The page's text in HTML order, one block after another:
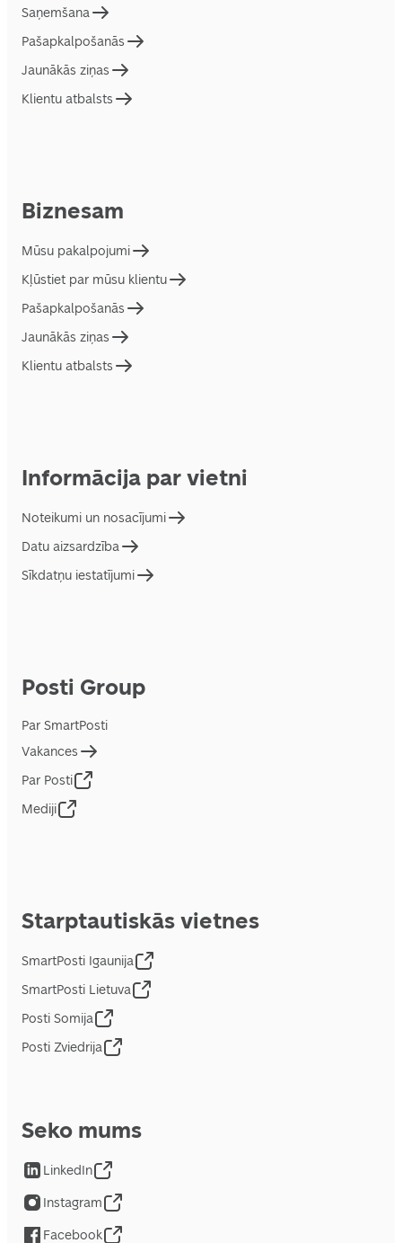
Saņemšana
Pašapkalpošanās
Jaunākās ziņas
Klientu atbalsts
Biznesam
Mūsu pakalpojumi
Kļūstiet par mūsu klientu
Pašapkalpošanās
Jaunākās ziņas
Klientu atbalsts
Informācija par vietni
Noteikumi un nosacījumi
Datu aizsardzība
Sīkdatņu iestatījumi
Posti Group
Par SmartPosti
Vakances
Par Posti
Mediji
Starptautiskās vietnes
SmartPosti Igaunija
SmartPosti Lietuva
Posti Somija
Posti Zviedrija
Seko mums
LinkedIn
Instagram
Facebook